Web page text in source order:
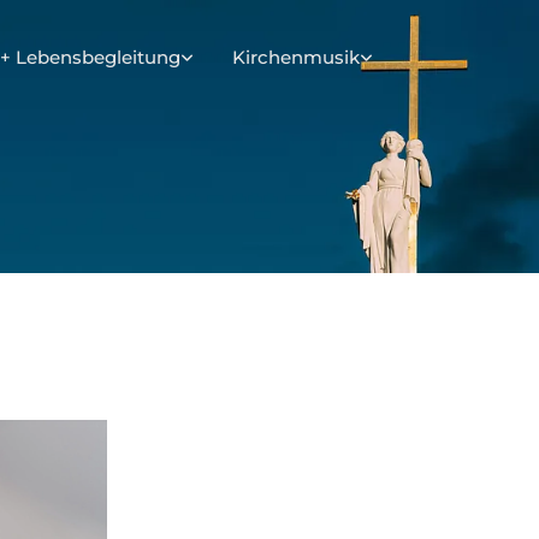
Lebensbegleitung Kirchenmusik